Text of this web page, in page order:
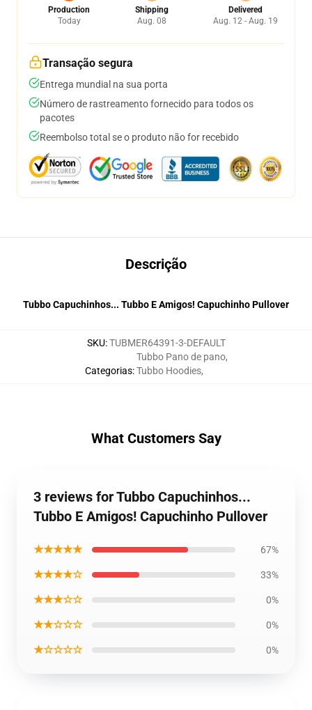
Production
Today
Shipping
Aug. 08
Delivered
Aug. 12 - Aug. 19
Transação segura
Entrega mundial na sua porta
Número de rastreamento fornecido para todos os
pacotes
Reembolso total se o produto não for recebido
Descrição
Tubbo Capuchinhos... Tubbo E Amigos! Capuchinho Pullover
SKU:TUBMER64391-3-DEFAULT
Categorias:
Tubbo Pano de pano,
Tubbo Hoodies,
What Customers Say
3 reviews for Tubbo Capuchinhos...
Tubbo E Amigos! Capuchinho Pullover
★★★★★ 67%
★★★★☆ 33%
★★★☆☆ 0%
★★☆☆☆ 0%
★☆☆☆☆ 0%